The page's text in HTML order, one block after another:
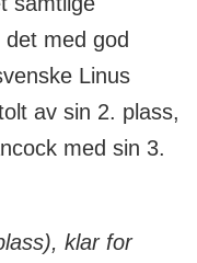
med god
Linus
av sin 2. plass,
med sin 3.
klar for